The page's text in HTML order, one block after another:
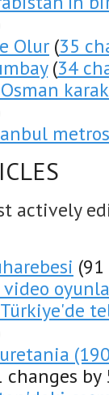
Olur (35
(34
actively
changes by